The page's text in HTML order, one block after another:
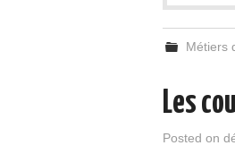
Métiers
Les
Posted on